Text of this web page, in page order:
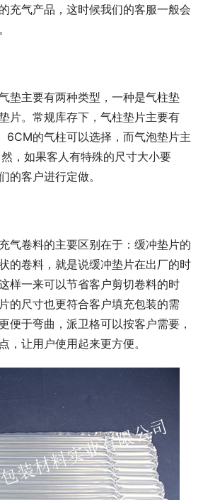
充气产品，这时候我们的客服一般会
垫主要有两种类型，一种是气柱垫
片。常规库存下，气柱垫片主要有
6CM的气柱可以选择，而气泡垫片主
，如果客人有特殊的尺寸大小要
的客户进行定做。
气卷料的主要区别在于：缓冲垫片的
的卷料，就是说缓冲垫片在出厂的时
样一来可以节省客户剪切卷料的时
的尺寸也更符合客户填充包装的需
便于弯曲，派卫格可以按客户需要，
，让用户使用起来更方便。